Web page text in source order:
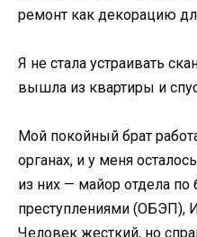
ремонт как декорацию
Я не стала устраивать
вышла из квартиры и
Мой покойный брат
органах, и у меня
из них — майор отдела
преступлениями (ОБЭП),
Человек жесткий, но